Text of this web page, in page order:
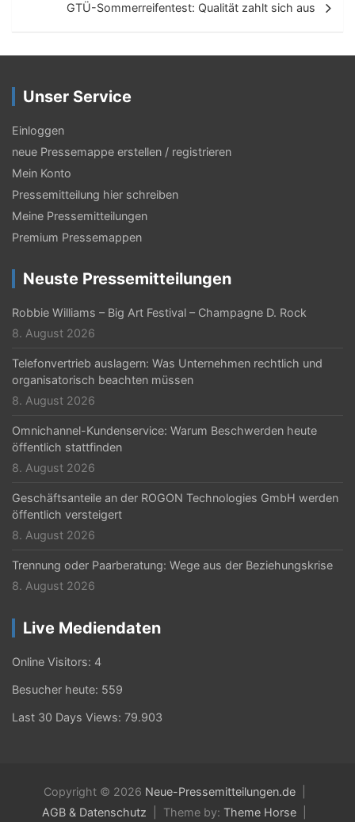
t
r
a
g
s
-
N
a
v
i
g
a
t
i
o
n
GTÜ-Sommerreifentest: Qualität zahlt sich aus
Unser Service
Einloggen
neue Pressemappe erstellen / registrieren
Mein Konto
Pressemitteilung hier schreiben
Meine Pressemitteilungen
Premium Pressemappen
Neuste Pressemitteilungen
Robbie Williams – Big Art Festival – Champagne D. Rock
8. August 2026
Telefonvertrieb auslagern: Was Unternehmen rechtlich und
organisatorisch beachten müssen
8. August 2026
Omnichannel-Kundenservice: Warum Beschwerden heute
öffentlich stattfinden
8. August 2026
Geschäftsanteile an der ROGON Technologies GmbH werden
öffentlich versteigert
8. August 2026
Trennung oder Paarberatung: Wege aus der Beziehungskrise
8. August 2026
Live Mediendaten
Online Visitors: 4
Besucher heute: 559
Last 30 Days Views: 79.903
Copyright © 2026 Neue-Pressemitteilungen.de
AGB & Datenschutz
Theme by: Theme Horse